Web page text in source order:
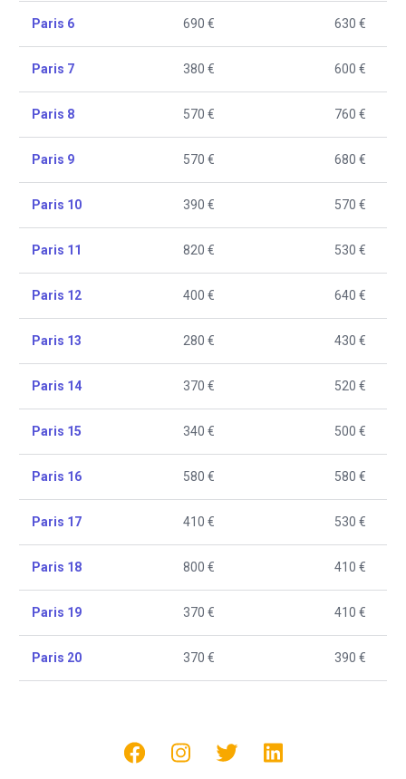
Paris 6 690 € 630 €
Paris 7 380 € 600 €
Paris 8 570 € 760 €
Paris 9 570 € 680 €
Paris 10 390 € 570 €
Paris 11 820 € 530 €
Paris 12 400 € 640 €
Paris 13 280 € 430 €
Paris 14 370 € 520 €
Paris 15 340 € 500 €
Paris 16 580 € 580 €
Paris 17 410 € 530 €
Paris 18 800 € 410 €
Paris 19 370 € 410 €
Paris 20 370 € 390 €